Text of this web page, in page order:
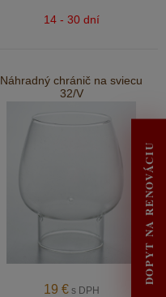
DOPYT NA RENOVÁCIU
14 - 30 dní
Náhradný chránič na sviecu
32/V
19 € s DPH